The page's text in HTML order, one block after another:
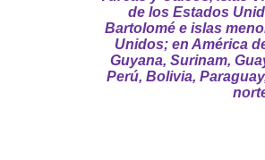
de los Estados
Bartolomé e islas
Unidos; en América
Guyana, Surinam,
Perú, Bolivia,